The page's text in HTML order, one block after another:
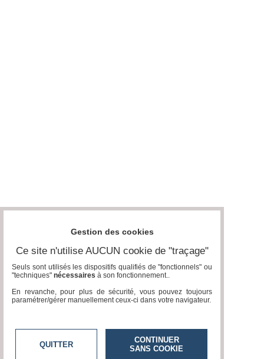
Gestion des cookies
Ce site n'utilise AUCUN cookie de "traçage"
Seuls sont utilisés les dispositifs qualifiés de "fonctionnels" ou
"techniques" nécessaires à son fonctionnement..
En revanche, pour plus de sécurité, vous pouvez toujours
paramétrer/gérer manuellement ceux-ci dans votre navigateur.
QUITTER
CONTINUER
SANS COOKIE